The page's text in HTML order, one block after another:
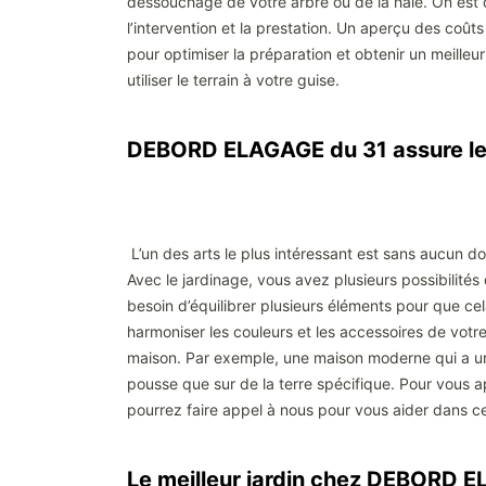
l’intervention et la prestation. Un aperçu des
pour optimiser la préparation et obtenir un
utiliser le terrain à votre guise.
DEBORD ELAGAGE du 31
L’un des arts le plus intéressant est sans aucun
Avec le jardinage, vous avez plusieurs
besoin d’équilibrer plusieurs éléments pour que
harmoniser les couleurs et les accessoires de
maison. Par exemple, une maison moderne qui a
pousse que sur de la terre spécifique. Pour vous
pourrez faire appel à nous pour vous aider dans
Le meilleur jardin chez DEBORD